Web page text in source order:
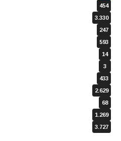
454
3.330
247
593
14
3
433
2.629
68
1.269
3.727